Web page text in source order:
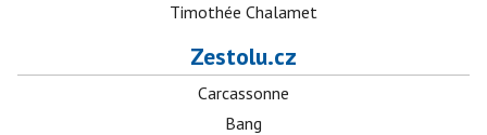
Timothée Chalamet
Zestolu.cz
Carcassonne
Bang